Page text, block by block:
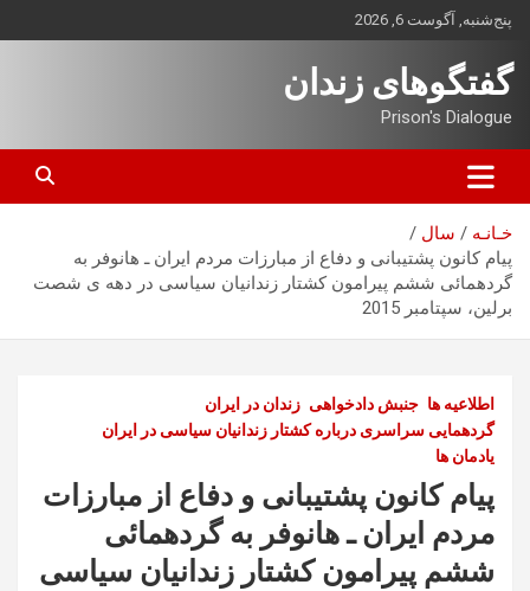
محتوا
بروید
پنج‌شنبه, آگوست 6, 2026
گفتگوهای زندان
Prison's Dialogue
خـانـه
سال
پیام کانون پشتیبانی و دفاع از مبارزات مردم ایران ـ هانوفر به
گردهمائی ششم پیرامون کشتار زندانیان سیاسی در دهه ی شصت
برلین، سپتامبر 2015
اطلاعیه ها جنبش دادخواهی زندان در ایران
گردهمایی سراسری درباره کشتار زندانیان سیاسی در ایران
یادمان ها
پیام کانون پشتیبانی و دفاع از مبارزات
مردم ایران ـ هانوفر به گردهمائی
ششم پیرامون کشتار زندانیان سیاسی